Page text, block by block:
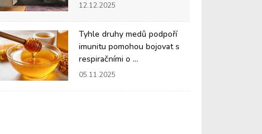
12.12.2025
Tyhle druhy medů podpoří
imunitu pomohou bojovat s
respiračními o ...
05.11.2025